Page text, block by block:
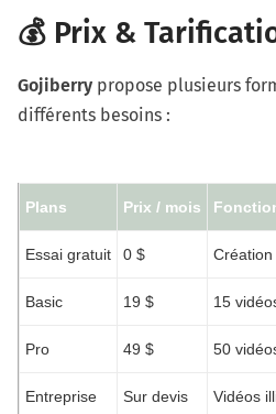
💰 Prix &
Gojiberry propose plusieurs
différents besoins :
Plans Prix / mois
Essai gratuit 0 $
Basic 19 $ 15
Pro 49 $ 50
Entreprise Sur devis Vidéos